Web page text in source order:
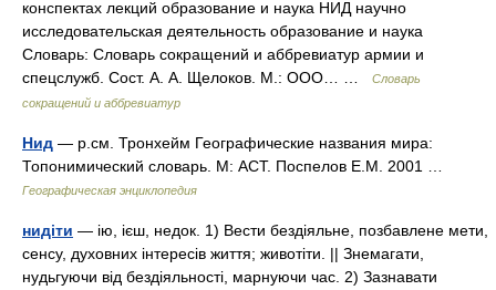
конспектах лекций образование и наука НИД научно
исследовательская деятельность образование и наука
Словарь: Словарь сокращений и аббревиатур армии и
спецслужб. Сост. А. А. Щелоков. М.: ООО… …
Словарь
сокращений и аббревиатур
Нид — р.см. Тронхейм Географические названия мира:
Топонимический словарь. М: АСТ. Поспелов Е.М. 2001 …
Географическая энциклопедия
нидіти — ію, ієш, недок. 1) Вести бездіяльне, позбавлене мети,
сенсу, духовних інтересів життя; животіти. || Знемагати,
нудьгуючи від бездіяльності, марнуючи час. 2) Зазнавати